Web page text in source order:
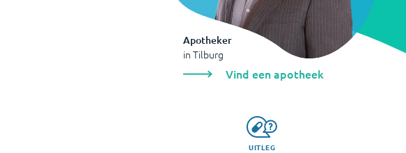
Apotheker
in Tilburg
Vind een apotheek
UITLEG